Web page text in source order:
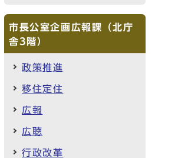
市長公室企画広報課（北庁
舎3階）
政策推進
移住定住
広報
広聴
行政改革